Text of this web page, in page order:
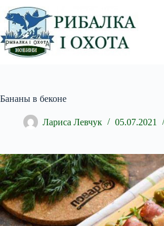
Перейти
до
вмісту
Бананы в беконе
Лариса Левчук 05.07.2021